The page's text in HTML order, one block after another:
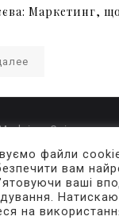
Маркетинг,
Свідоцтво
несе
не завжди
файли
вам
ваші
на